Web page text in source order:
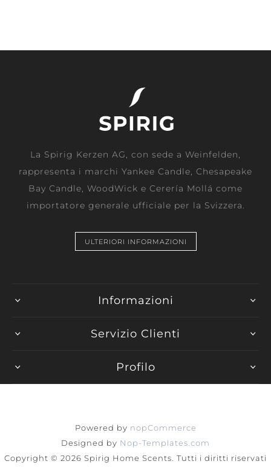
La Spirig Kerzen AG, con sede a Weinfelden,
rappresenta i marchi Yankee Candle, Chesapeake
Bay Candle, WoodWick e Cerería Mollá come
importatore generale ufficiale per la Svizzera.
ULTERIORI INFORMAZIONI
Informazioni
Servizio Clienti
Profilo
Powered by nopCommerce
Designed by Nop-Templates.com
Copyright © 2026 Spirig Home Scents. Tutti i diritti riservati